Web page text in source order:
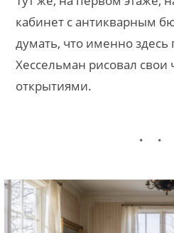
кабинет с антикварным
думать, что именно
Хессельман рисовал
открытиями.